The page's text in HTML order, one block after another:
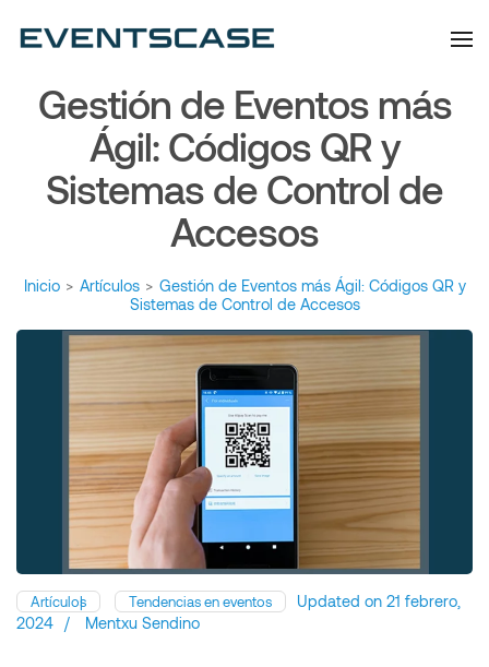
Gestión de Eventos más
Ágil: Códigos QR y
Sistemas de Control de
Accesos
Inicio > Artículos > Gestión de Eventos más Ágil: Códigos QR y
Sistemas de Control de Accesos
Artículos Tendencias en eventos Updated on 21 febrero,
2024
/ Mentxu Sendino